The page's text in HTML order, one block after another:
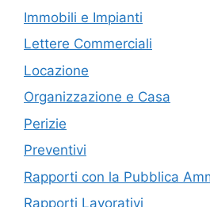
Immobili e Impianti
Lettere Commerciali
Locazione
Organizzazione e Casa
Perizie
Preventivi
Rapporti con la Pubblica
Rapporti Lavorativi